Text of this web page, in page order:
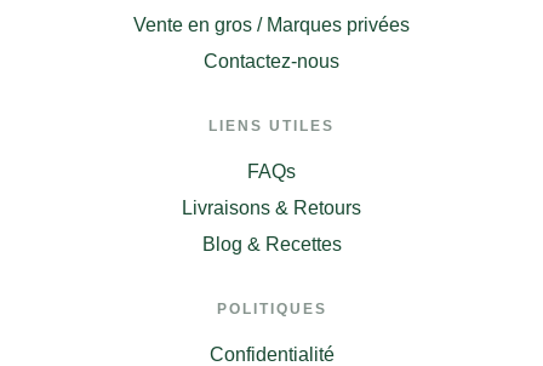
Vente en gros / Marques privées
Contactez-nous
LIENS UTILES
FAQs
Livraisons & Retours
Blog & Recettes
POLITIQUES
Confidentialité